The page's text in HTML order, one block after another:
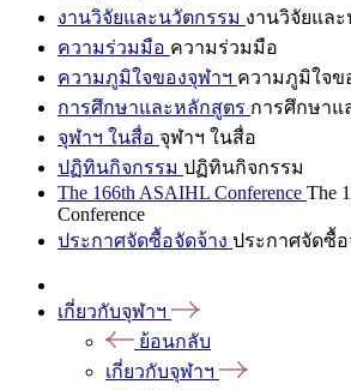
งานวิจัยและนวัตกรรม งานวิจัยแล
ความร่วมมือ ความร่วมมือ
ความภูมิใจของจุฬาฯ ความภูมิใจข
การศึกษาและหลักสูตร การศึกษาแ
จุฬาฯ ในสื่อ จุฬาฯ ในสื่อ
ปฏิทินกิจกรรม ปฏิทินกิจกรรม
The 166th ASAIHL Conference The
Conference
ประกาศจัดซื้อจัดจ้าง ประกาศจัดซื้อ
เกี่ยวกับจุฬาฯ
ย้อนกลับ
เกี่ยวกับจุฬาฯ